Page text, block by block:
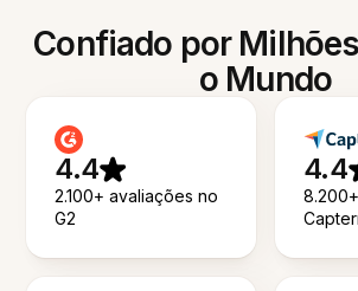
Confiado por
o Mundo
4.4
2.100+ avaliações no
G2
4.4